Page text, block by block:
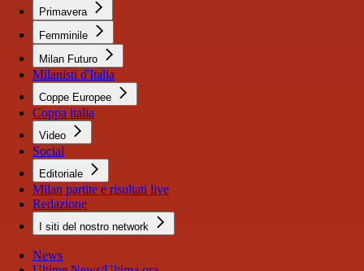
Primavera
Femminile
Milan Futuro
Milanisti d'Italia
Coppe Europee
Coppa italia
Video
Social
Editoriale
Milan partite e risultati live
Redazione
I siti del nostro network
News